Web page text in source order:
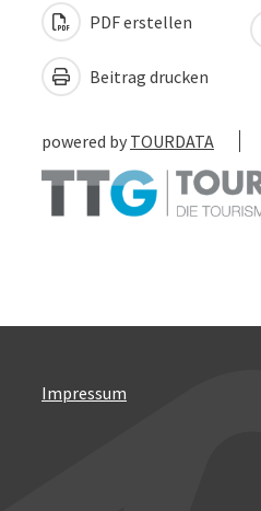
PDF erstellen
Beitrag drucken
powered by TOURDATA
Impressum